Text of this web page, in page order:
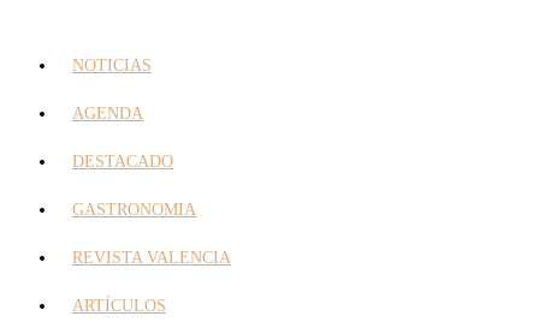
NOTICIAS
AGENDA
DESTACADO
GASTRONOMIA
REVISTA VALENCIA
ARTÍCULOS